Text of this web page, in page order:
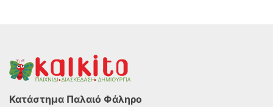
Κατάστημα Παλαιό Φάληρο